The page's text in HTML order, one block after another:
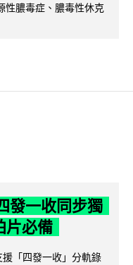
性膿毒症、膿毒性休克
發一收同步獨
片必備
「四發一收」分軌錄